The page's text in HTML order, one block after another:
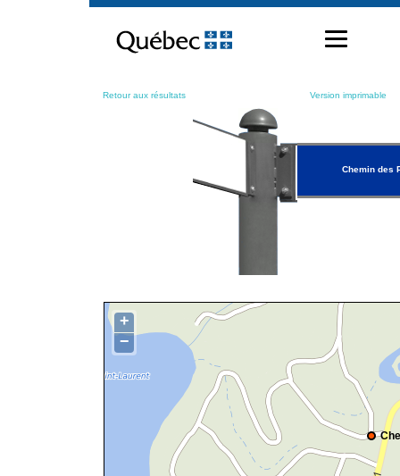
contenu
Retour aux résultats Version imprimable
Chemin des
+
−